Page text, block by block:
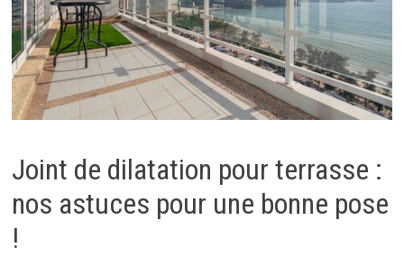
Joint de dilatation pour terrasse :
nos astuces pour une bonne pose
!